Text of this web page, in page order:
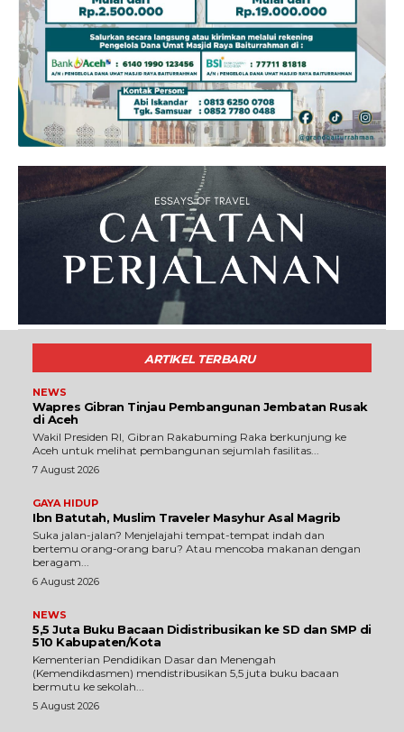
ARTIKEL TERBARU
NEWS
Wapres Gibran Tinjau Pembangunan Jembatan Rusak
di Aceh
Wakil Presiden RI, Gibran Rakabuming Raka berkunjung ke
Aceh untuk melihat pembangunan sejumlah fasilitas...
7 August 2026
GAYA HIDUP
Ibn Batutah, Muslim Traveler Masyhur Asal Magrib
Suka jalan-jalan? Menjelajahi tempat-tempat indah dan
bertemu orang-orang baru? Atau mencoba makanan dengan
beragam...
6 August 2026
NEWS
5,5 Juta Buku Bacaan Didistribusikan ke SD dan SMP di
510 Kabupaten/Kota
Kementerian Pendidikan Dasar dan Menengah
(Kemendikdasmen) mendistribusikan 5,5 juta buku bacaan
bermutu ke sekolah...
5 August 2026